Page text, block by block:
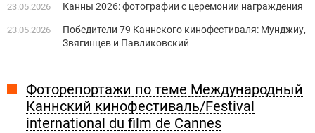
23.05.2026 Канны 2026: фотографии с церемонии награждения
23.05.2026
Победители 79 Каннского кинофестиваля: Мунджиу,
Звягинцев и Павликовский
Фоторепортажи по теме Международный
Каннский кинофестиваль/Festival
international du film de Cannes